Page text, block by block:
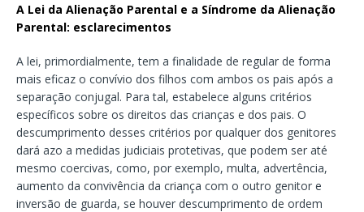
A Lei da Alienação Parental e a Síndrome da Alienação
Parental: esclarecimentos
A lei, primordialmente, tem a finalidade de regular de forma
mais eficaz o convívio dos filhos com ambos os pais após a
separação conjugal. Para tal, estabelece alguns critérios
específicos sobre os direitos das crianças e dos pais. O
descumprimento desses critérios por qualquer dos genitores
dará azo a medidas judiciais protetivas, que podem ser até
mesmo coercivas, como, por exemplo, multa, advertência,
aumento da convivência da criança com o outro genitor e
inversão de guarda, se houver descumprimento de ordem